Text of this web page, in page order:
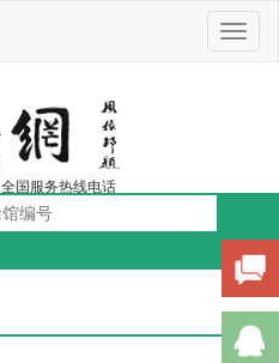
全国服务热线电话
0756-5505888
工作日：9:00-18:00（周一至周五）